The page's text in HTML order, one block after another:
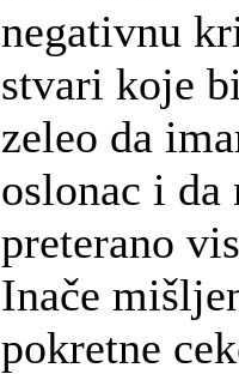
negativnu
stvari koje
zeleo da
oslonac i da
preterano
Inače
pokretne